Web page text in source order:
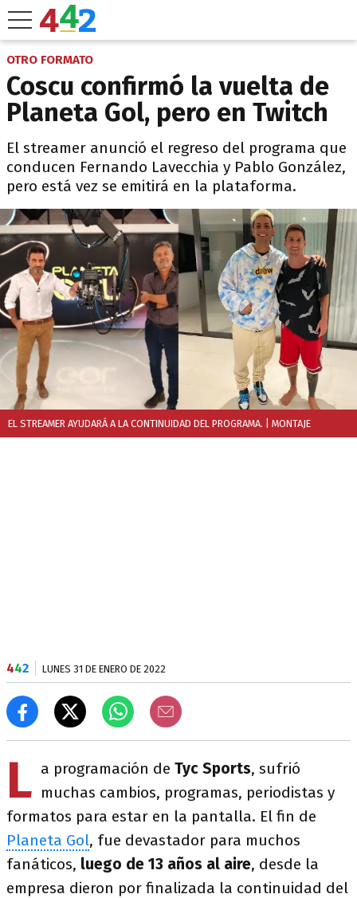
OTRO FORMATO
Coscu confirmó la vuelta de
Planeta Gol, pero en Twitch
El streamer anunció el regreso del programa que
conducen Fernando Lavecchia y Pablo González,
pero está vez se emitirá en la plataforma.
EL STREAMER AYUDARÁ A LA CONTINUIDAD DEL PROGRAMA. | MONTAJE
442 LUNES 31 DE ENERO DE 2022
L a programación de Tyc Sports, sufrió
muchas cambios, programas, periodistas y
formatos para estar en la pantalla. El fin de
Planeta Gol, fue devastador para muchos
fanáticos, luego de 13 años al aire, desde la
empresa dieron por finalizada la continuidad del